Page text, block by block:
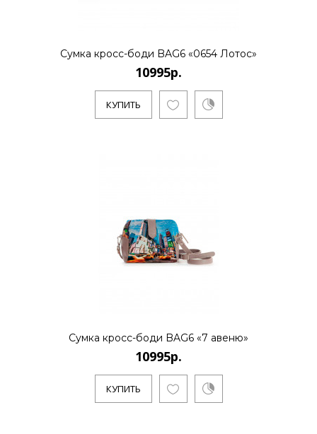
10995р.
10995р.
КУПИТЬ
10995р.
Сумка кросс-боди BAG6 «0654 Лотос»
10995р.
КУПИТЬ
Сумка кросс-боди BAG6 «7 авеню»
10995р.
КУПИТЬ